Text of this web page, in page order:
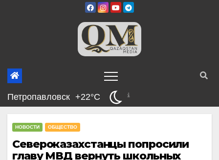
Петропавловск +22°C
НОВОСТИ ОБЩЕСТВО
Североказахстанцы попросили
главу МВД вернуть школьных